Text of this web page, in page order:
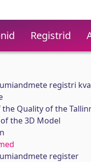
Registrid
registri
the Quality of the
the 3D Model
register